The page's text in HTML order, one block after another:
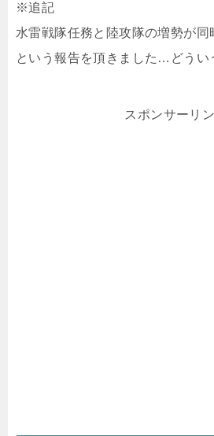
うことで、トリガーは3回演習でした！基本、
※追記
水雷戦隊任務と陸攻隊の増勢が同
という報告を頂きました…どう
スポンサーリ